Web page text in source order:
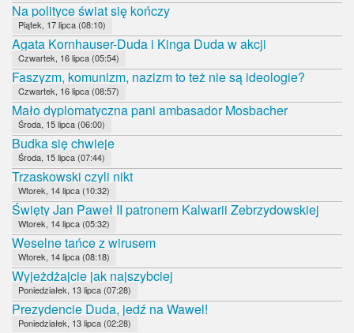
Na polityce świat się kończy
Piątek, 17 lipca (08:10)
Agata Kornhauser-Duda i Kinga Duda w akcji
Czwartek, 16 lipca (05:54)
Faszyzm, komunizm, nazizm to też nie są ideologie?
Czwartek, 16 lipca (08:57)
Mało dyplomatyczna pani ambasador Mosbacher
Środa, 15 lipca (06:00)
Budka się chwieje
Środa, 15 lipca (07:44)
Trzaskowski czyli nikt
Wtorek, 14 lipca (10:32)
Święty Jan Paweł II patronem Kalwarii Zebrzydowskiej
Wtorek, 14 lipca (05:32)
Weselne tańce z wirusem
Wtorek, 14 lipca (08:18)
Wyjeżdżajcie jak najszybciej
Poniedziałek, 13 lipca (07:28)
Prezydencie Duda, jedź na Wawel!
Poniedziałek, 13 lipca (02:28)